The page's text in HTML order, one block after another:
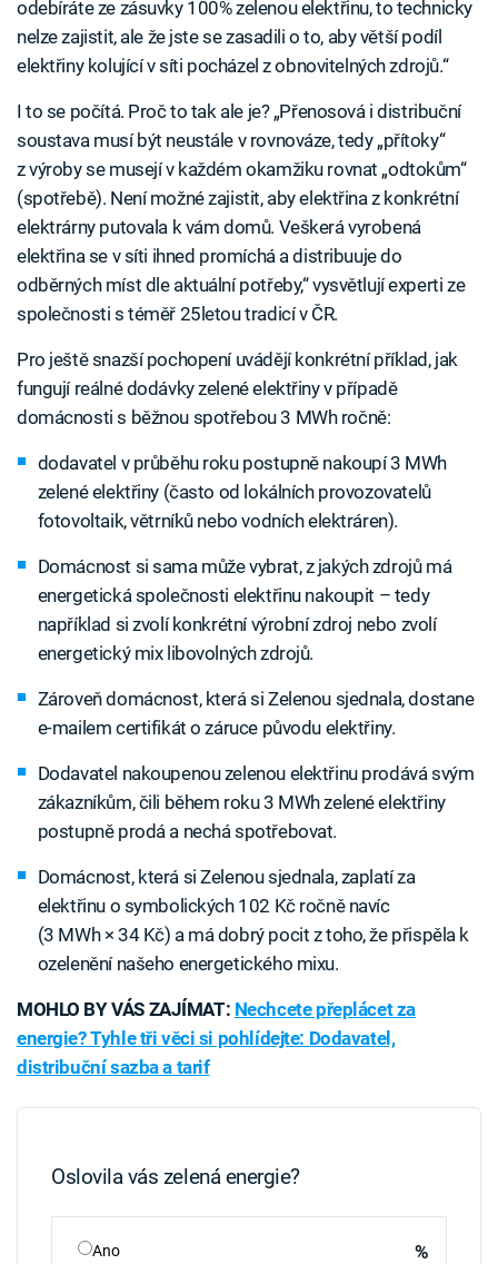
odebíráte ze zásuvky 100% zelenou elektřinu, to technicky
nelze zajistit, ale že jste se zasadili o to, aby větší podíl
elektřiny kolující v síti pocházel z obnovitelných zdrojů.“
I to se počítá. Proč to tak ale je? „Přenosová i distribuční
soustava musí být neustále v rovnováze, tedy „přítoky“
z výroby se musejí v každém okamžiku rovnat „odtokům“
(spotřebě). Není možné zajistit, aby elektřina z konkrétní
elektrárny putovala k vám domů. Veškerá vyrobená
elektřina se v síti ihned promíchá a distribuuje do
odběrných míst dle aktuální potřeby,“ vysvětlují experti ze
společnosti s téměř 25letou tradicí v ČR.
Pro ještě snazší pochopení uvádějí konkrétní příklad, jak
fungují reálné dodávky zelené elektřiny v případě
domácnosti s běžnou spotřebou 3 MWh ročně:
dodavatel v průběhu roku postupně nakoupí 3 MWh
zelené elektřiny (často od lokálních provozovatelů
fotovoltaik, větrníků nebo vodních elektráren).
Domácnost si sama může vybrat, z jakých zdrojů má
energetická společnosti elektřinu nakoupit – tedy
například si zvolí konkrétní výrobní zdroj nebo zvolí
energetický mix libovolných zdrojů.
Zároveň domácnost, která si Zelenou sjednala, dostane
e-mailem certifikát o záruce původu elektřiny.
Dodavatel nakoupenou zelenou elektřinu prodává svým
zákazníkům, čili během roku 3 MWh zelené elektřiny
postupně prodá a nechá spotřebovat.
Domácnost, která si Zelenou sjednala, zaplatí za
elektřinu o symbolických 102 Kč ročně navíc
(3 MWh × 34 Kč) a má dobrý pocit z toho, že přispěla k
ozelenění našeho energetického mixu.
MOHLO BY VÁS ZAJÍMAT: Nechcete přeplácet za
energie? Tyhle tři věci si pohlídejte: Dodavatel,
distribuční sazba a tarif
Oslovila vás zelená energie?
Ano %